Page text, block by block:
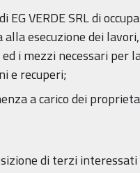
EG VERDE SRL di
alla esecuzione dei
i mezzi necessari per
e recuperi;
a carico dei
di terzi